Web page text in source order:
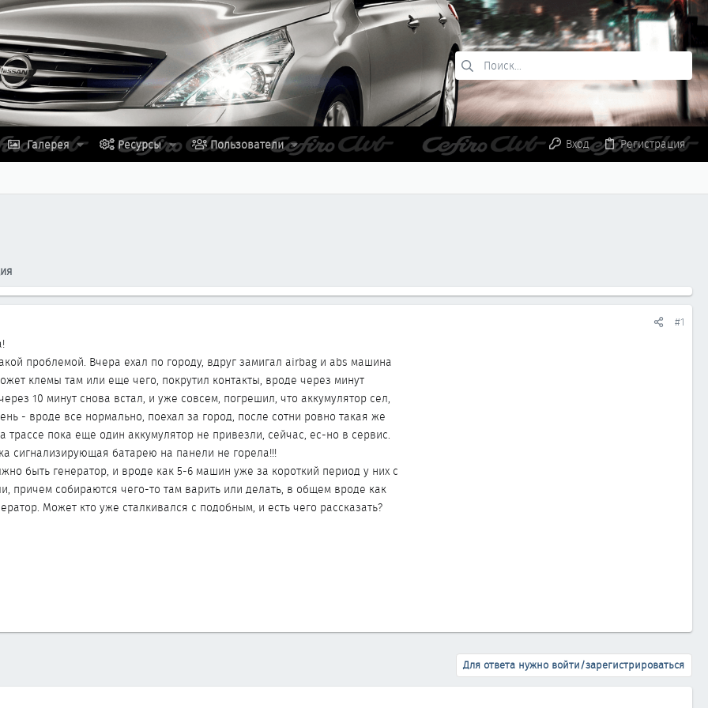
Галерея Ресурсы Пользователи Вход Регистрация
#1
проблемой. Вчера ехал по городу, вдруг замигал airbag и abs машина
клемы там или еще чего, покрутил контакты, вроде через минут
10 минут снова встал, и уже совсем, погрешил, что аккумулятор сел,
- вроде все нормально, поехал за город, после сотни ровно такая же
трассе пока еще один аккумулятор не привезли, сейчас, ес-но в сервис.
сигнализирующая батарею на панели не горела!!!
быть генератор, и вроде как 5-6 машин уже за короткий период у них с
причем собираются чего-то там варить или делать, в общем вроде как
Может кто уже сталкивался с подобным, и есть чего рассказать?
Для ответа нужно войти/зарегистрироваться